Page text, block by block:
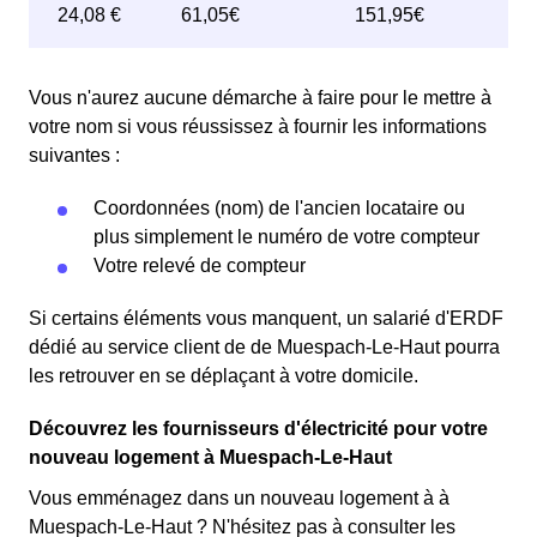
Vous n'aurez aucune démarche à faire pour le mettre à
votre nom si vous réussissez à fournir les informations
suivantes :
Coordonnées (nom) de l'ancien locataire ou
plus simplement le numéro de votre compteur
Votre relevé de compteur
Si certains éléments vous manquent, un salarié d'ERDF
dédié au service client de de Muespach-Le-Haut pourra
les retrouver en se déplaçant à votre domicile.
Découvrez les fournisseurs d'électricité pour votre
nouveau logement à Muespach-Le-Haut
Vous emménagez dans un nouveau logement à à
Muespach-Le-Haut ? N'hésitez pas à consulter les